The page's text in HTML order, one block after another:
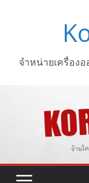
จำหน่ายเครื่อง